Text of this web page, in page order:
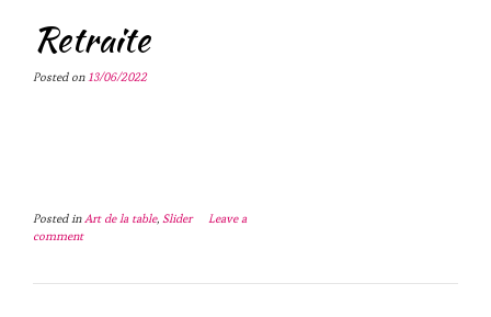
Retraite
Posted on13/06/2022
Posted inArt de la table, Slider
Leave a
comment